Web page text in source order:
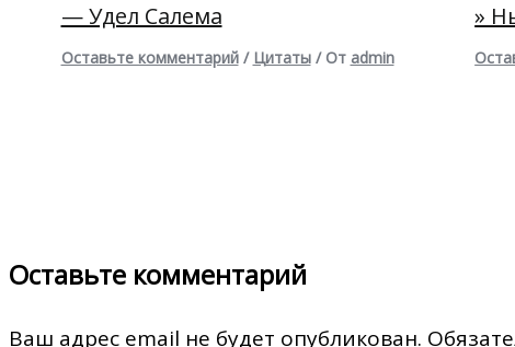
— Удел Салема
Оставьте комментарий / Цитаты/ От admin
»
Оставьте комментарий
Ваш адрес email не будет опубликован.